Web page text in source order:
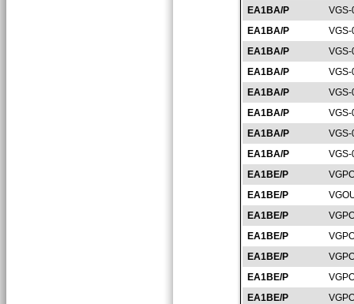
EA1BA/P
EA1BA/P
EA1BA/P
EA1BA/P
EA1BA/P
EA1BA/P
EA1BA/P
EA1BA/P
EA1BE/P
EA1BE/P
EA1BE/P
EA1BE/P
EA1BE/P
EA1BE/P
EA1BE/P